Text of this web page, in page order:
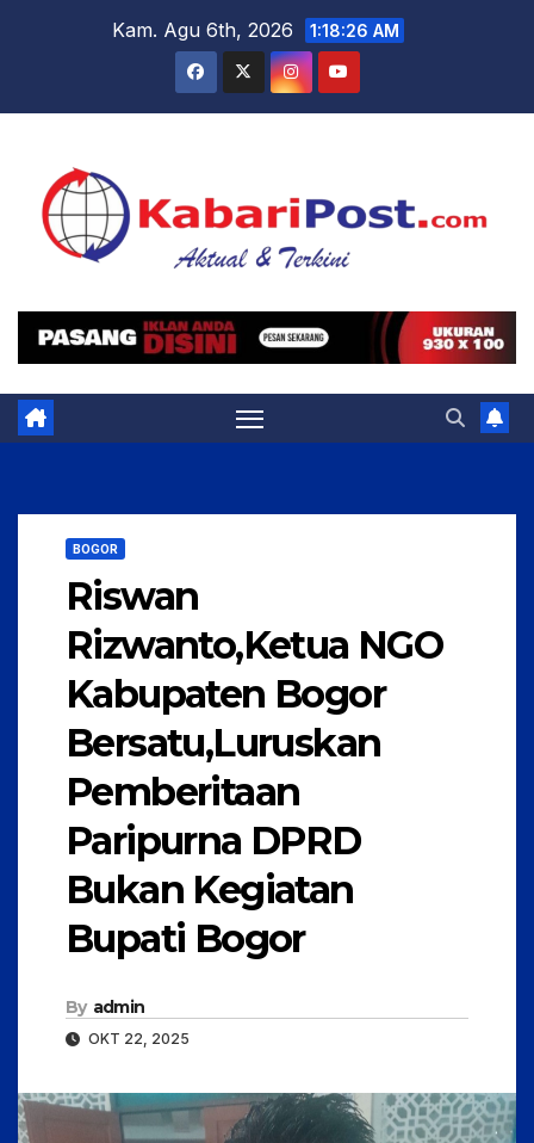
Kam. Agu 6th, 2026 1:18:28 AM
BOGOR
Riswan
Rizwanto,Ketua NGO
Kabupaten Bogor
Bersatu,Luruskan
Pemberitaan
Paripurna DPRD
Bukan Kegiatan
Bupati Bogor
By admin
OKT 22, 2025